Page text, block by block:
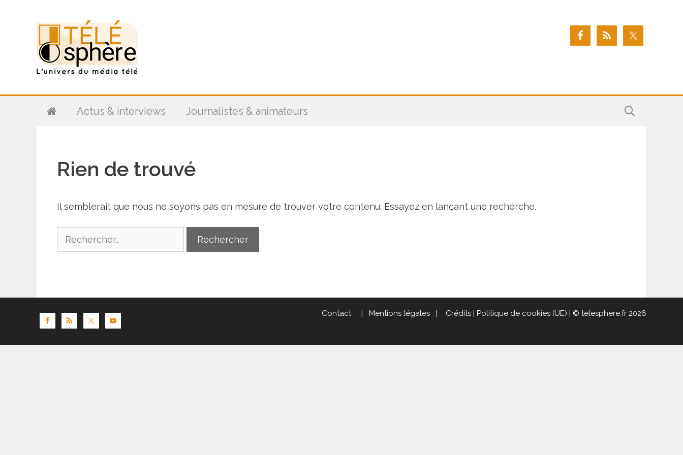
Actus & interviews Journalistes & animateurs
Rien de trouvé
Il semblerait que nous ne soyons pas en mesure de trouver votre contenu. Essayez en lançant une recherche.
Rechercher :
Contact| Mentions légales | Crédits | Politique de cookies (UE) | © telesphere.fr 2026